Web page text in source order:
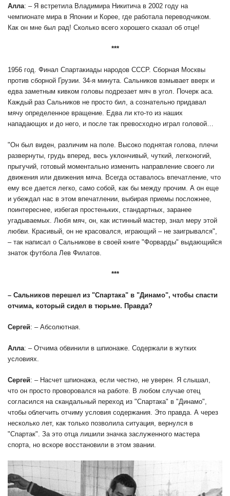
Алла: – Я встретила Владимира Никитича в 2002 году на
чемпионате мира в Японии и Корее, где работала переводчиком.
Как он мне был рад! Сколько всего хорошего сказал об отце!
***
1956 год. Финал Спартакиады народов СССР. Сборная Москвы
против сборной Грузии. 34-я минута. Сальников взмывает вверх и
едва заметным кивком головы подрезает мяч в угол. Почерк аса.
Каждый раз Сальников не просто бил, а сознательно придавал
мячу определенное вращение. Едва ли кто-то из наших
нападающих и до него, и после так превосходно играл головой…
"Он был виден, различим на поле. Высоко поднятая голова, плечи
развернуты, грудь вперед, весь уклончивый, чуткий, легконогий,
прыгучий, готовый моментально изменить направление своего ли
движения или движения мяча. Всегда оставалось впечатление, что
ему все дается легко, само собой, как бы между прочим. А он еще
и убеждал нас в этом впечатлении, выбирая приемы посложнее,
поинтереснее, избегая простеньких, стандартных, заранее
угадываемых. Любя мяч, он, как истинный мастер, знал меру этой
любви. Красивый, он не красовался, играющий – не заигрывался",
– так написал о Сальникове в своей книге "Форварды" выдающийся
знаток футбола Лев Филатов.
***
– Сальников перешел из "Спартака" в "Динамо", чтобы спасти
отчима, который сидел в тюрьме. Правда?
Сергей: – Абсолютная.
Алла: – Отчима обвинили в шпионаже. Содержали в жутких
условиях.
Сергей: – Насчет шпионажа, если честно, не уверен. Я слышал,
что он просто проворовался на работе. В любом случае отец
согласился на скандальный переход из "Спартака" в "Динамо",
чтобы облегчить отчиму условия содержания. Это правда. А через
несколько лет, как только позволила ситуация, вернулся в
"Спартак". За это отца лишили значка заслуженного мастера
спорта, но вскоре восстановили в этом звании.